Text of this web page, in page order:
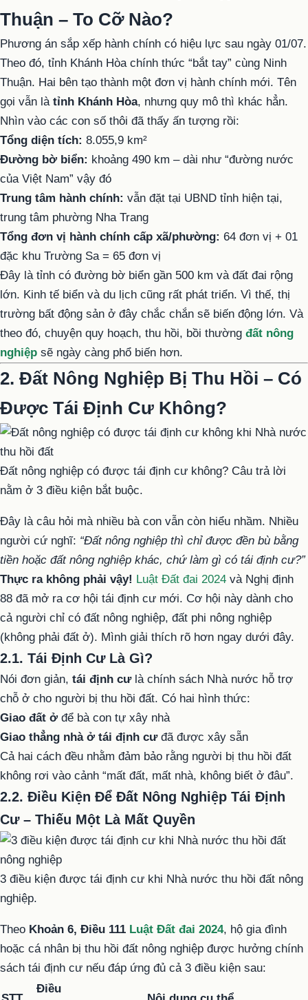
Thuận – To Cỡ Nào?
Phương án sắp xếp hành chính có hiệu lực sau ngày 01/07.
Theo đó, tỉnh Khánh Hòa chính thức “bắt tay” cùng Ninh
Thuận. Hai bên tạo thành một đơn vị hành chính mới. Tên
gọi vẫn là tỉnh Khánh Hòa, nhưng quy mô thì khác hẳn.
Nhìn vào các con số thôi đã thấy ấn tượng rồi:
Tổng diện tích: 8.055,9 km²
Đường bờ biển: khoảng 490 km – dài như “đường nước
của Việt Nam” vậy đó
Trung tâm hành chính: vẫn đặt tại UBND tỉnh hiện tại,
trung tâm phường Nha Trang
Tổng đơn vị hành chính cấp xã/phường: 64 đơn vị + 01
đặc khu Trường Sa = 65 đơn vị
Đây là tỉnh có đường bờ biển gần 500 km và đất đai rộng
lớn. Kinh tế biển và du lịch cũng rất phát triển. Vì thế, thị
trường bất động sản ở đây chắc chắn sẽ biến động lớn. Và
theo đó, chuyện quy hoạch, thu hồi, bồi thường đất nông
nghiệp sẽ ngày càng phổ biến hơn.
2. Đất Nông Nghiệp Bị Thu Hồi – Có
Được Tái Định Cư Không?
Đất nông nghiệp có được tái định cư không? Câu trả lời
nằm ở 3 điều kiện bắt buộc.
Đây là câu hỏi mà nhiều bà con vẫn còn hiểu nhầm. Nhiều
người cứ nghĩ: “Đất nông nghiệp thì chỉ được đền bù bằng
tiền hoặc đất nông nghiệp khác, chứ làm gì có tái định cư?”
Thực ra không phải vậy! Luật Đất đai 2024 và Nghị định
88 đã mở ra cơ hội tái định cư mới. Cơ hội này dành cho
cả người chỉ có đất nông nghiệp, đất phi nông nghiệp
(không phải đất ở). Mình giải thích rõ hơn ngay dưới đây.
2.1. Tái Định Cư Là Gì?
Nói đơn giản, tái định cưlà chính sách Nhà nước hỗ trợ
chỗ ở cho người bị thu hồi đất. Có hai hình thức:
Giao đất ở để bà con tự xây nhà
Giao thẳng nhà ở tái định cưđã được xây sẵn
Cả hai cách đều nhằm đảm bảo rằng người bị thu hồi đất
không rơi vào cảnh “mất đất, mất nhà, không biết ở đâu”.
2.2. Điều Kiện Để Đất Nông Nghiệp Tái Định
Cư – Thiếu Một Là Mất Quyền
3 điều kiện được tái định cư khi Nhà nước thu hồi đất nông
nghiệp.
Theo Khoản 6, Điều 111 Luật Đất đai 2024, hộ gia đình
hoặc cá nhân bị thu hồi đất nông nghiệp được hưởng chính
sách tái định cư nếu đáp ứng đủ cả 3 điều kiện sau:
Điều